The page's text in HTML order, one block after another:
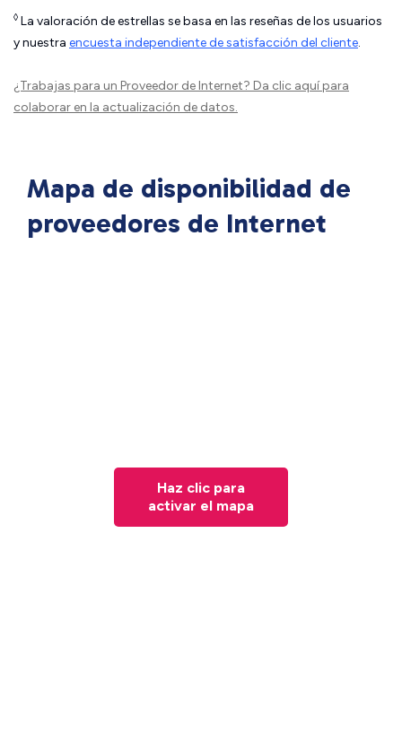
◊ La valoración de estrellas se basa en las reseñas de los usuarios
y nuestra encuesta independiente de satisfacción del cliente.
¿Trabajas para un Proveedor de Internet? Da clic aquípara
colaborar en la actualización de datos.
Mapa de disponibilidad de
proveedores de Internet
Haz clic para
activar el mapa